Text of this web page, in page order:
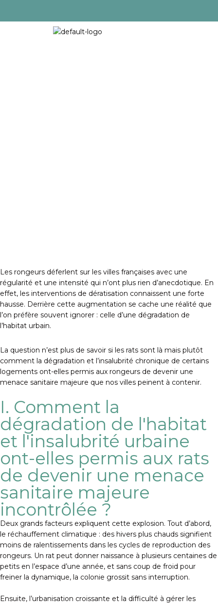
Les rongeurs déferlent sur les villes françaises avec une
régularité et une intensité qui n’ont plus rien d’anecdotique. En
effet, les interventions de dératisation connaissent une forte
hausse. Derrière cette augmentation se cache une réalité que
l’on préfère souvent ignorer : celle d’une dégradation de
l’habitat urbain.
La question n’est plus de savoir si les rats sont là mais plutôt
comment la dégradation et l’insalubrité chronique de certains
logements ont-elles permis aux rongeurs de devenir une
menace sanitaire majeure que nos villes peinent à contenir.
I. Comment la
dégradation de l'habitat
et l'insalubrité urbaine
ont-elles permis aux rats
de devenir une menace
sanitaire majeure
incontrôlée ?
Deux grands facteurs expliquent cette explosion. Tout d’abord,
le réchauffement climatique : des hivers plus chauds signifient
moins de ralentissements dans les cycles de reproduction des
rongeurs. Un rat peut donner naissance à plusieurs centaines de
petits en l’espace d’une année, et sans coup de froid pour
freiner la dynamique, la colonie grossit sans interruption.
Ensuite, l’urbanisation croissante et la difficulté à gérer les